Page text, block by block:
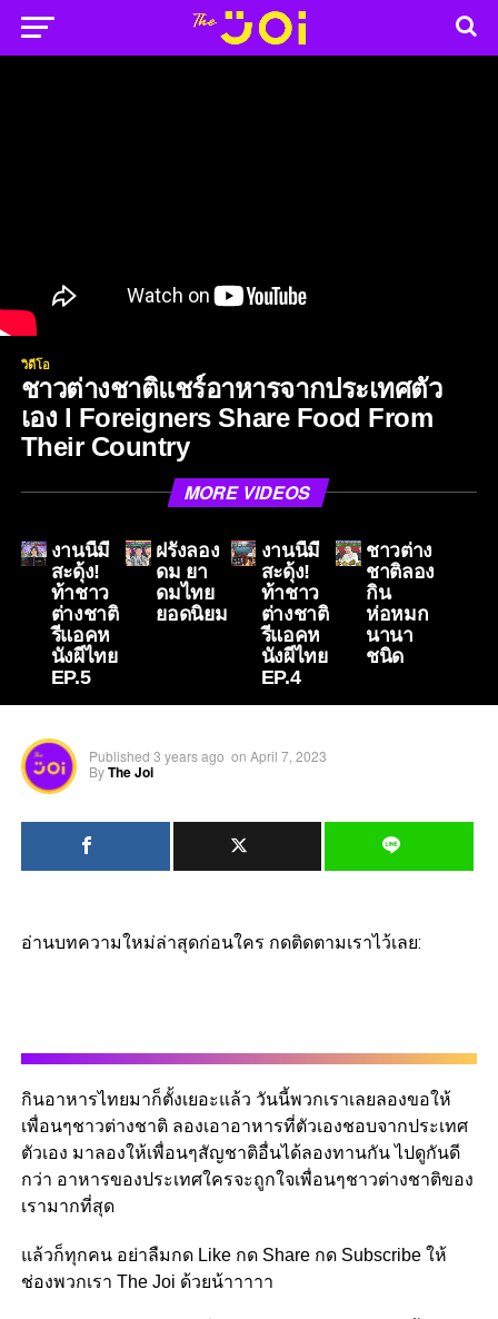
วิดีโอ
ชาวต่างชาติแชร์อาหารจากประเทศตัว
เอง l Foreigners Share Food From
Their Country
MORE VIDEOS
งานนี้มี
สะดุ้ง!
ท้าชาว
ต่างชาติ
รีแอคห
นังผีไทย
EP.5
ฝรั่งลอง
ดม ยา
ดมไทย
ยอดนิยม
งานนี้มี
สะดุ้ง!
ท้าชาว
ต่างชาติ
รีแอคห
นังผีไทย
EP.4
ชาวต่าง
ชาติลอง
กิน
ห่อหมก
นานา
ชนิด
Published 3 years ago on April 7, 2023
ByThe Joi
อ่านบทความใหม่ล่าสุดก่อนใคร กดติดตามเราไว้เลย:
กินอาหารไทยมาก็ตั้งเยอะแล้ว วันนี้พวกเราเลยลองขอให้
เพื่อนๆชาวต่างชาติ ลองเอาอาหารที่ตัวเองชอบจากประเทศ
ตัวเอง มาลองให้เพื่อนๆสัญชาติอื่นได้ลองทานกัน ไปดูกันดี
กว่า อาหารของประเทศใครจะถูกใจเพื่อนๆชาวต่างชาติของ
เรามากที่สุด
แล้วก็ทุกคน อย่าลืมกด Like กด Share กด Subscribe ให้
ช่องพวกเรา The Joi ด้วยน้าาาาา